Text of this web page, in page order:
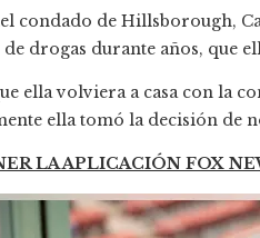
condado de Hillsborough,
drogas durante años, que
ella volviera a casa con la
ella tomó la decisión de
LA APLICACIÓN FOX